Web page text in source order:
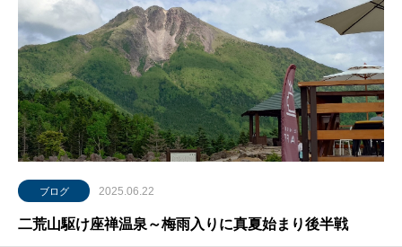
ブログ 2025.06.22
二荒山駆け座禅温泉～梅雨入りに真夏始まり後半戦